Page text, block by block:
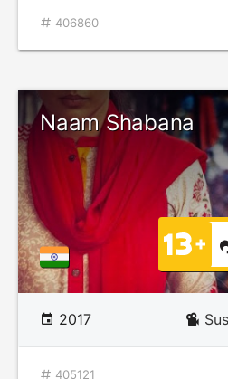
406860
Naam Shabana
2017
405121